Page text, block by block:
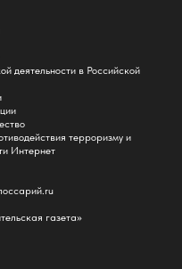
деятельности в Российской
терроризму и
Интернет
газета»